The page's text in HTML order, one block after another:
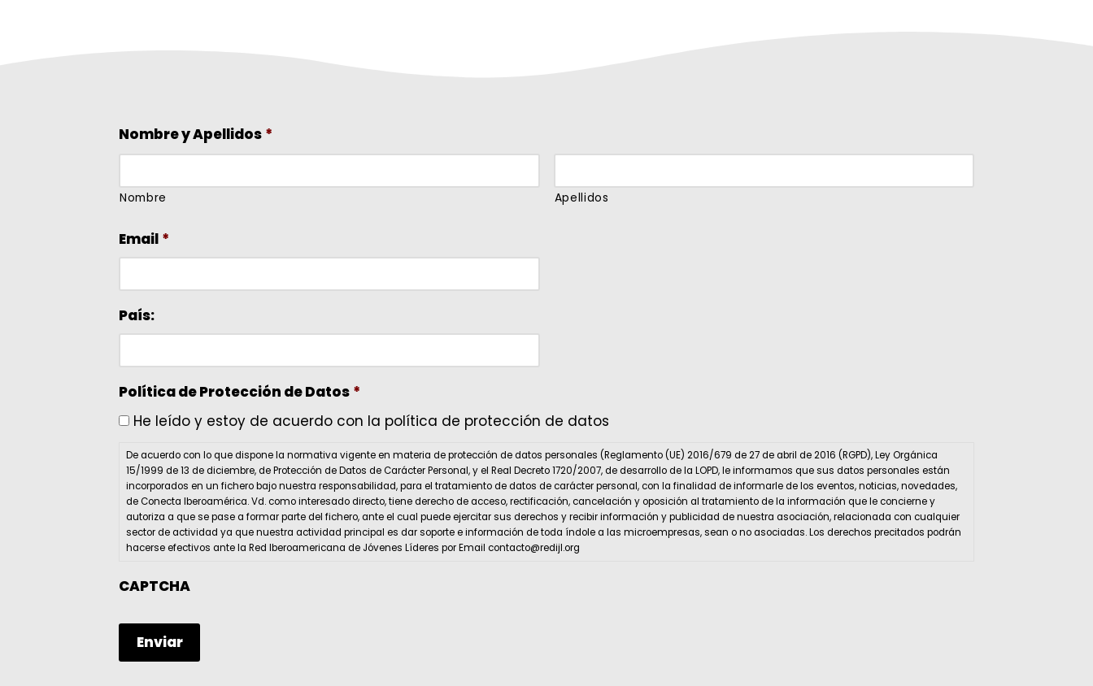
Nombre y Apellidos *
Nombre Apellidos
Email *
País:
Política de Protección de Datos *
He leído y estoy de acuerdo con la política de protección de datos
De acuerdo con lo que dispone la normativa vigente en materia de protección de datos personales (Reglamento (UE) 2016/679 de 27 de abril de 2016 (RGPD), Ley Orgánica
15/1999 de 13 de diciembre, de Protección de Datos de Carácter Personal, y el Real Decreto 1720/2007, de desarrollo de la LOPD, le informamos que sus datos personales están
incorporados en un fichero bajo nuestra responsabilidad, para el tratamiento de datos de carácter personal, con la finalidad de informarle de los eventos, noticias, novedades,
de Conecta Iberoamérica. Vd. como interesado directo, tiene derecho de acceso, rectificación, cancelación y oposición al tratamiento de la información que le concierne y
autoriza a que se pase a formar parte del fichero, ante el cual puede ejercitar sus derechos y recibir información y publicidad de nuestra asociación, relacionada con cualquier
sector de actividad ya que nuestra actividad principal es dar soporte e información de toda índole a las microempresas, sean o no asociadas. Los derechos precitados podrán
hacerse efectivos ante la Red Iberoamericana de Jóvenes Líderes por Email contacto@redijl.org
CAPTCHA